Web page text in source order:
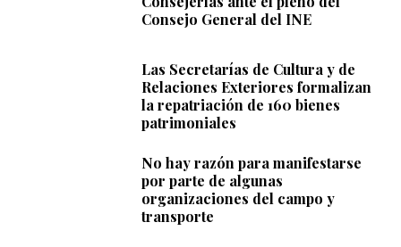
Consejo General del INE
Las Secretarías de Cultura y de
Relaciones Exteriores formalizan
la repatriación de 160 bienes
patrimoniales
No hay razón para manifestarse
por parte de algunas
organizaciones del campo y
transporte